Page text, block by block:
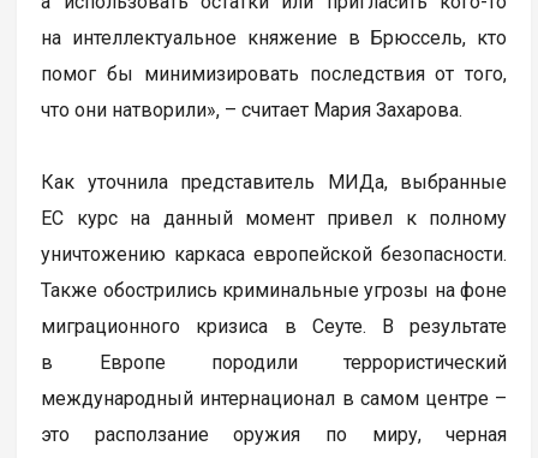
на интеллектуальное княжение в Брюссель, кто
помог бы минимизировать последствия от того,
что они натворили», – считает Мария Захарова.
Как уточнила представитель МИДа, выбранные
ЕС курс на данный момент привел к полному
уничтожению каркаса европейской безопасности.
Также обострились криминальные угрозы на фоне
миграционного кризиса в Сеуте. В результате
в Европе породили террористический
международный интернационал в самом центре –
это расползание оружия по миру, черная